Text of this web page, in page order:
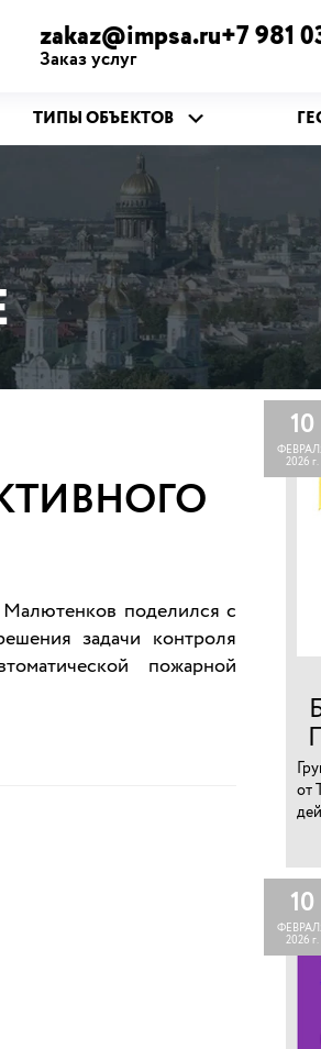
zakaz@impsa.ru+7 981
Заказ услуг
ТИПЫ ОБЪЕКТОВ
поделился с
задачи контроля
пожарной
10
2026 г.
от
10
2026 г.